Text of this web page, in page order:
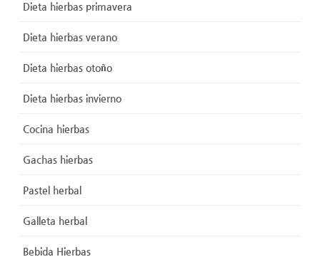
Dieta hierbas primavera
Dieta hierbas verano
Dieta hierbas otoño
Dieta hierbas invierno
Cocina hierbas
Gachas hierbas
Pastel herbal
Galleta herbal
Bebida Hierbas